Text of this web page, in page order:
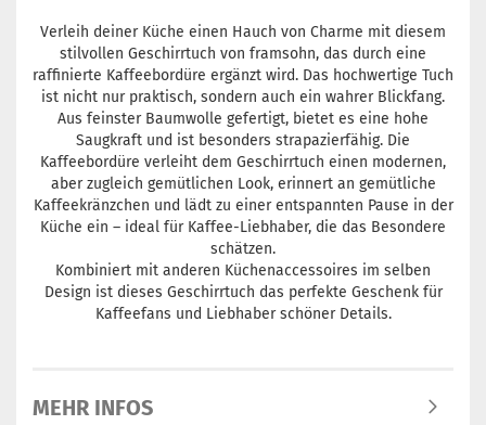
Verleih deiner Küche einen Hauch von Charme mit diesem
stilvollen Geschirrtuch von framsohn, das durch eine
raffinierte Kaffeebordüre ergänzt wird. Das hochwertige Tuch
ist nicht nur praktisch, sondern auch ein wahrer Blickfang.
Aus feinster Baumwolle gefertigt, bietet es eine hohe
Saugkraft und ist besonders strapazierfähig. Die
Kaffeebordüre verleiht dem Geschirrtuch einen modernen,
aber zugleich gemütlichen Look, erinnert an gemütliche
Kaffeekränzchen und lädt zu einer entspannten Pause in der
Küche ein – ideal für Kaffee-Liebhaber, die das Besondere
schätzen.
Kombiniert mit anderen Küchenaccessoires im selben
Design ist dieses Geschirrtuch das perfekte Geschenk für
Kaffeefans und Liebhaber schöner Details.
MEHR INFOS